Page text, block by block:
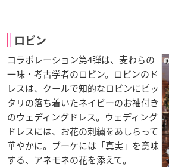
ロビン
コラボレーション第4弾は、麦わらの
一味・考古学者のロビン。ロビンのド
レスは、クールで知的なロビンにピッ
タリの落ち着いたネイビーのお袖付き
のウェディングドレス。ウェディング
ドレスには、お花の刺繍をあしらって
華やかに。ブーケには「真実」を意味
する、アネモネの花を添えて。